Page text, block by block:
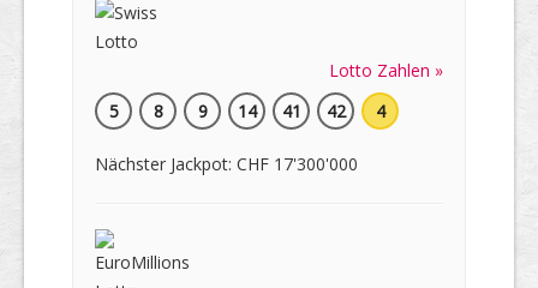
Lotto Zahlen »
5
8 9 14 41 42 4
Nächster Jackpot: CHF 17'300'000